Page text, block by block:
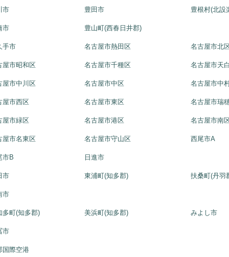
市 豊田市 豊根村(北設
市 豊山町(西春日井郡)
手市 名古屋市熱田区 名古屋市北
屋市昭和区 名古屋市千種区 名古屋市天
屋市中川区 名古屋市中区 名古屋市中
屋市西区 名古屋市東区 名古屋市瑞
屋市緑区 名古屋市港区 名古屋市南
屋市名東区 名古屋市守山区 西尾市A
市B 日進市
市 東浦町(知多郡) 扶桑町(丹羽
市
多町(知多郡) 美浜町(知多郡) みよし市
市
国際空港